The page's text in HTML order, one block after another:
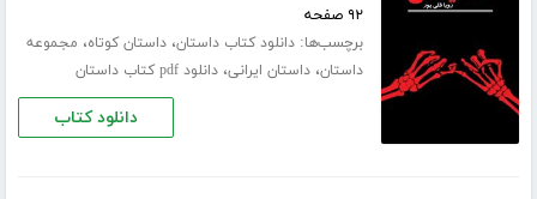
۹۲ صفحه
برچسب‌ها:دانلود کتاب داستان،داستان کوتاه، مجموعه
داستان،داستان ایرانی،دانلود pdf کتاب داستان
دانلود کتاب